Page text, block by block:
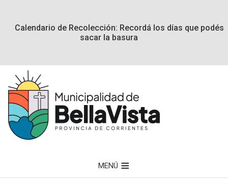
Calendario de Recolección: Recordá los días que podés
sacar la basura
MENÚ